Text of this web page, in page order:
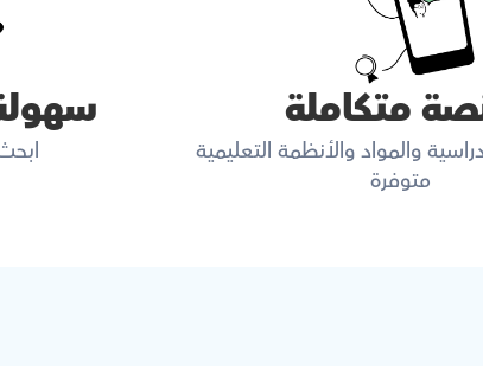
متكاملة
جميع المراحل الدراسية والمواد والأنظمة التعليمية
متوفرة